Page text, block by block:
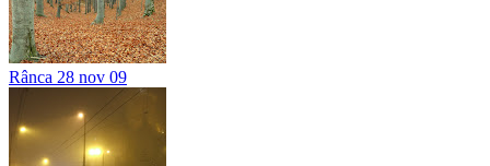
Rânca 28 nov 09